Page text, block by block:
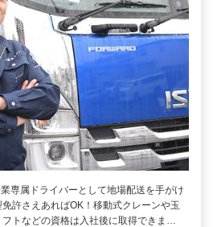
専属ドライバーとして地場配送を手がけ
許さえあればOK！移動式クレーンや玉
トなどの資格は入社後に取得できま…